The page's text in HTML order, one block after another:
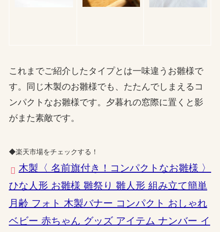
これまでご紹介したタイプとは一味違うお雛様で
す。同じ木製のお雛様でも、たたんでしまえるコ
ンパクトなお雛様です。夕暮れの窓際に置くと影
がまた素敵です。
◆楽天市場をチェックする！
木製〈 名前旗付き！コンパクトなお雛様 〉
ひな人形 お雛様 雛祭り 雛人形 組み立て簡単
月齢 フォト 木製バナー コンパクト おしゃれ
ベビー 赤ちゃん グッズ アイテム ナンバー イ